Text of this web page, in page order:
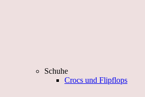
Schuhe
Crocs und Flipflops